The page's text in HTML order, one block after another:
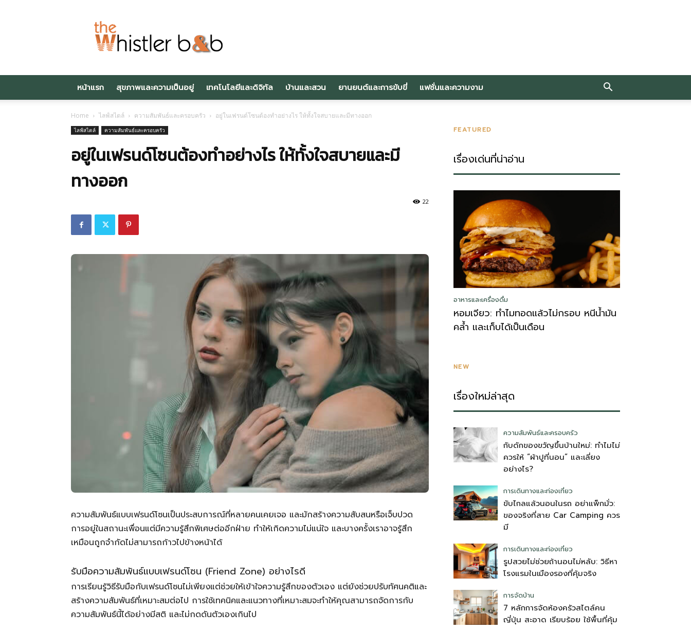
หน้าแรก สุขภาพและความเป็นอยู่ เทคโนโลยีและดิจิทัล บ้านและสวน ยานยนต์และการขับขี่ แฟชั่นและความงาม
Home ไลฟ์สไตล์ ความสัมพันธ์และครอบครัว อยู่ในเฟรนด์โซนต้องทำอย่างไร ให้ทั้งใจสบายและมีทางออก
ไลฟ์สไตล์ ความสัมพันธ์และครอบครัว
อยู่ในเฟรนด์โซนต้องทำอย่างไร ให้ทั้งใจสบายและมี
ทางออก
22
ความสัมพันธ์แบบเฟรนด์โซนเป็นประสบการณ์ที่หลายคนเคยเจอ และมักสร้างความสับสนหรือเจ็บปวด
การอยู่ในสถานะเพื่อนแต่มีความรู้สึกพิเศษต่ออีกฝ่าย ทำให้เกิดความไม่แน่ใจ และบางครั้งเราอาจรู้สึก
เหมือนถูกจำกัดไม่สามารถก้าวไปข้างหน้าได้
รับมือความสัมพันธ์แบบเฟรนด์โซน (Friend Zone) อย่างไรดี
การเรียนรู้วิธีรับมือกับเฟรนด์โซนไม่เพียงแต่ช่วยให้เข้าใจความรู้สึกของตัวเอง แต่ยังช่วยปรับทัศนคติและ
สร้างความสัมพันธ์ที่เหมาะสมต่อไป การใช้เทคนิคและแนวทางที่เหมาะสมจะทำให้คุณสามารถจัดการกับ
ความสัมพันธ์นี้ได้อย่างมีสติ และไม่กดดันตัวเองเกินไป
FEATURED
เรื่องเด่นที่น่าอ่าน
อาหารและเครื่องดื่ม
หอมเจียว: ทำไมทอดแล้วไม่กรอบ หนีน้ำมัน
คล้ำ และเก็บได้เป็นเดือน
NEW
เรื่องใหม่ล่าสุด
ความสัมพันธ์และครอบครัว
กับดักของขวัญขึ้นบ้านใหม่: ทำไมไม่
ควรให้ “ผ้าปูที่นอน” และเลี่ยง
อย่างไร?
การเดินทางและท่องเที่ยว
ขับไกลแล้วนอนในรถ อย่าแพ็กมั่ว:
ของจริงที่สาย Car Camping ควร
มี
การเดินทางและท่องเที่ยว
รูปสวยไม่ช่วยถ้านอนไม่หลับ: วิธีหา
โรงแรมในเมืองรองที่คุ้มจริง
การจัดบ้าน
7 หลักการจัดห้องครัวสไตล์คน
ญี่ปุ่น สะอาด เรียบร้อย ใช้พื้นที่คุ้ม